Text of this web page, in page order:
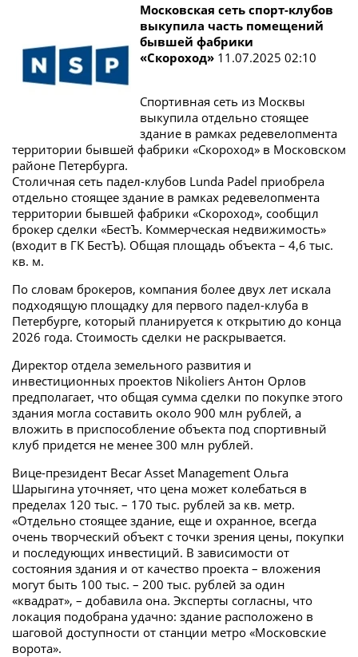
Московская сеть спорт-клубов
выкупила часть помещений
бывшей фабрики
«Скороход» 11.07.2025 02:10
Спортивная сеть из Москвы
выкупила отдельно стоящее
здание в рамках редевелопмента
территории бывшей фабрики «Скороход» в Московском
районе Петербурга.
Столичная сеть падел-клубов Lunda Padel приобрела
отдельно стоящее здание в рамках редевелопмента
территории бывшей фабрики «Скороход», сообщил
брокер сделки «БестЪ. Коммерческая недвижимость»
(входит в ГК БестЪ). Общая площадь объекта – 4,6 тыс.
кв. м.
По словам брокеров, компания более двух лет искала
подходящую площадку для первого падел-клуба в
Петербурге, который планируется к открытию до конца
2026 года. Стоимость сделки не раскрывается.
Директор отдела земельного развития и
инвестиционных проектов Nikoliers Антон Орлов
предполагает, что общая сумма сделки по покупке этого
здания могла составить около 900 млн рублей, а
вложить в приспособление объекта под спортивный
клуб придется не менее 300 млн рублей.
Вице-президент Becar Asset Management Ольга
Шарыгина уточняет, что цена может колебаться в
пределах 120 тыс. – 170 тыс. рублей за кв. метр.
«Отдельно стоящее здание, еще и охранное, всегда
очень творческий объект с точки зрения цены, покупки
и последующих инвестиций. В зависимости от
состояния здания и от качество проекта – вложения
могут быть 100 тыс. – 200 тыс. рублей за один
«квадрат», – добавила она. Эксперты согласны, что
локация подобрана удачно: здание расположено в
шаговой доступности от станции метро «Московские
ворота».